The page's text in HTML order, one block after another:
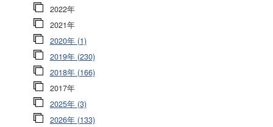
2022年
2021年
2020年 (1)
2019年 (230)
2018年 (166)
2017年
2025年 (3)
2026年 (133)